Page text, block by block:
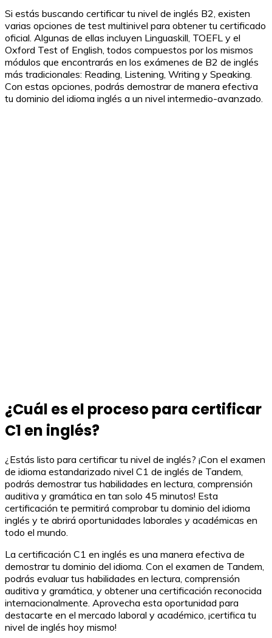
Si estás buscando certificar tu nivel de inglés B2, existen
varias opciones de test multinivel para obtener tu certificado
oficial. Algunas de ellas incluyen Linguaskill, TOEFL y el
Oxford Test of English, todos compuestos por los mismos
módulos que encontrarás en los exámenes de B2 de inglés
más tradicionales: Reading, Listening, Writing y Speaking.
Con estas opciones, podrás demostrar de manera efectiva
tu dominio del idioma inglés a un nivel intermedio-avanzado.
¿Cuál es el proceso para certificar
C1 en inglés?
¿Estás listo para certificar tu nivel de inglés? ¡Con el examen
de idioma estandarizado nivel C1 de inglés de Tandem,
podrás demostrar tus habilidades en lectura, comprensión
auditiva y gramática en tan solo 45 minutos! Esta
certificación te permitirá comprobar tu dominio del idioma
inglés y te abrirá oportunidades laborales y académicas en
todo el mundo.
La certificación C1 en inglés es una manera efectiva de
demostrar tu dominio del idioma. Con el examen de Tandem,
podrás evaluar tus habilidades en lectura, comprensión
auditiva y gramática, y obtener una certificación reconocida
internacionalmente. Aprovecha esta oportunidad para
destacarte en el mercado laboral y académico, ¡certifica tu
nivel de inglés hoy mismo!